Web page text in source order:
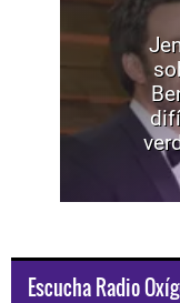
Escucha Radio